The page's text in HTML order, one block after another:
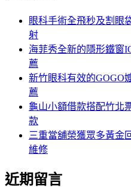
眼科手術全飛秒及割眼
射
海菲秀全新的隱形鐵窗
薦
新竹眼科有效的GOGO
薦
龜山小額借款搭配竹北
款
三重當舖榮獲眾多黃金
維修
近期留言